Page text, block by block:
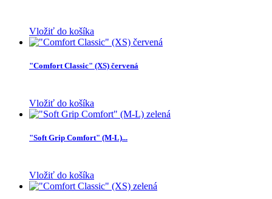
Vložiť do košíka
"Comfort Classic" (XS) červená
Vložiť do košíka
"Soft Grip Comfort" (M-L)...
Vložiť do košíka